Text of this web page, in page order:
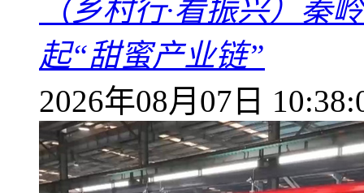
（乡村行·看振兴）秦
起“甜蜜产业链”
2026年08月07日